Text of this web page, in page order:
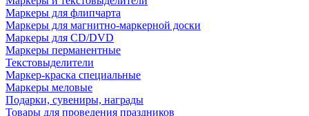
Маркеры для флипчарта
Маркеры для магнитно-маркерной доски
Маркеры для CD/DVD
Маркеры перманентные
Текстовыделители
Маркер-краска специальные
Маркеры меловые
Подарки, сувениры, награды
Товары для проведения праздников